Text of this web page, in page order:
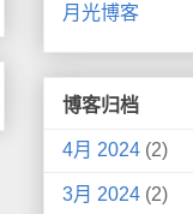
月光博客
博客归档
4月 2024 (2)
3月 2024 (2)